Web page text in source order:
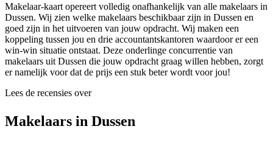
Makelaar-kaart opereert volledig onafhankelijk van alle makelaars in
Dussen. Wij zien welke makelaars beschikbaar zijn in Dussen en
goed zijn in het uitvoeren van jouw opdracht. Wij maken een
koppeling tussen jou en drie accountantskantoren waardoor er een
win-win situatie ontstaat. Deze onderlinge concurrentie van
makelaars uit Dussen die jouw opdracht graag willen hebben, zorgt
er namelijk voor dat de prijs een stuk beter wordt voor jou!
Lees de recensies over
Makelaars in Dussen